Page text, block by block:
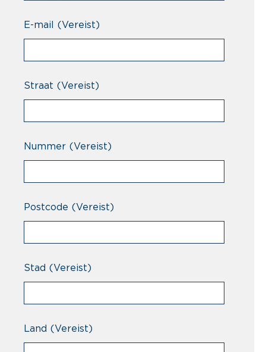
Professional
E-mail (Vereist)
Straat (Vereist)
Nummer (Vereist)
Postcode (Vereist)
Stad (Vereist)
Land (Vereist)